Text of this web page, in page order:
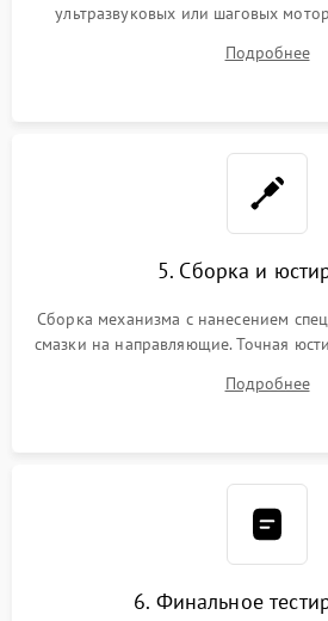
ультразвуковых или шаговых
геометрии направляющих при
неисправного блока диафрагмы,
Подробнее
5. Сборка и
Сборка механизма с нанесением
смазки на направляющие. Точная
программным или механическим
бэк
Подробнее
6. Финальное